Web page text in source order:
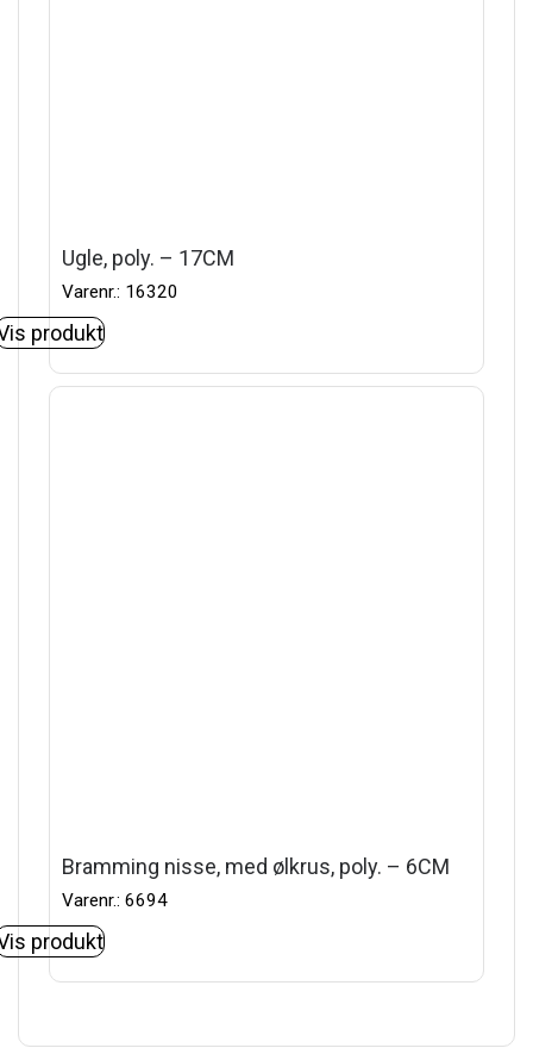
Ugle, poly. – 17CM
Varenr.: 16320
produkt
Bramming nisse, med ølkrus, poly. – 6CM
Varenr.: 6694
produkt